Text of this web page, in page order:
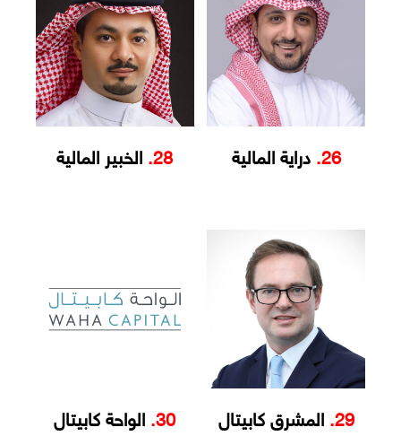
26. دراية المالية 28. الخبير المالية
29. المشرق كابيتال 30. الواحة كابيتال